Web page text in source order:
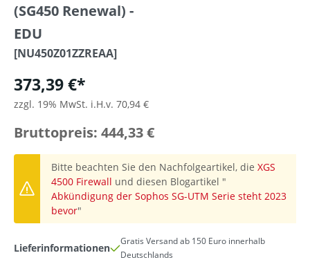
(SG450 Renewal) -
EDU
[NU450Z01ZZREAA]
373,39 €*
zzgl. 19% MwSt. i.H.v. 70,94 €
Bruttopreis: 444,33 €
Bitte beachten Sie den Nachfolgeartikel, die XGS
4500 Firewall und diesen Blogartikel "
Abkündigung der Sophos SG-UTM Serie steht 2023
bevor"
Lieferinformationen
Gratis Versand ab 150 Euro innerhalb
Deutschlands